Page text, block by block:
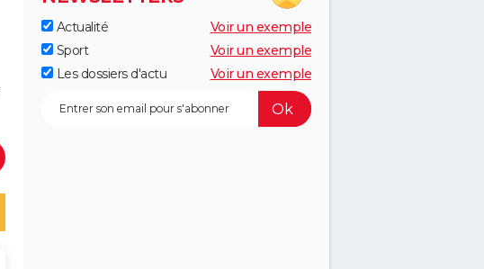
Actualité
Voir un exemple
Sport
Voir un exemple
Les dossiers d'actu
Voir un exemple